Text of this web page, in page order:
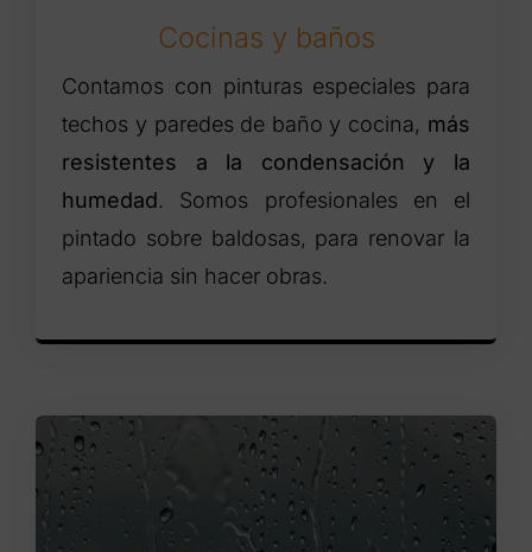
Cocinas y baños
Contamos con pinturas especiales para
techos y paredes de baño y cocina, más
resistentes a la condensación y la
humedad. Somos profesionales en el
pintado sobre baldosas, para renovar la
apariencia sin hacer obras.